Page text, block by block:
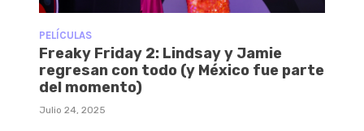
PELÍCULAS
Freaky Friday 2: Lindsay y Jamie
regresan con todo (y México fue parte
del momento)
Julio 24, 2025